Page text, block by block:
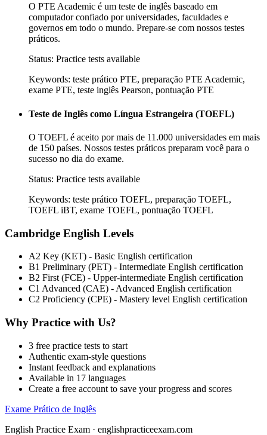
O PTE Academic é um teste de inglês baseado em
computador confiado por universidades, faculdades e
governos em todo o mundo. Prepare-se com nossos testes
práticos.
Status: Practice tests available
Keywords: teste prático PTE, preparação PTE Academic,
exame PTE, teste inglês Pearson, pontuação PTE
Teste de Inglês como Língua Estrangeira (TOEFL)
O TOEFL é aceito por mais de 11.000 universidades em mais
de 150 países. Nossos testes práticos preparam você para o
sucesso no dia do exame.
Status: Practice tests available
Keywords: teste prático TOEFL, preparação TOEFL,
TOEFL iBT, exame TOEFL, pontuação TOEFL
Cambridge English Levels
A2 Key (KET) - Basic English certification
B1 Preliminary (PET) - Intermediate English certification
B2 First (FCE) - Upper-intermediate English certification
C1 Advanced (CAE) - Advanced English certification
C2 Proficiency (CPE) - Mastery level English certification
Why Practice with Us?
3 free practice tests to start
Authentic exam-style questions
Instant feedback and explanations
Available in 17 languages
Create a free account to save your progress and scores
Exame Prático de Inglês
English Practice Exam · englishpracticeexam.com